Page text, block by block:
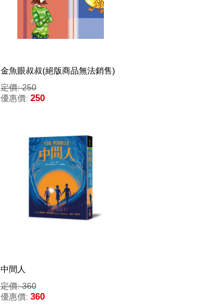
金魚眼叔叔(絕版商品無法銷售)
定價: 250
優惠價: 250
中間人
定價: 360
優惠價: 360